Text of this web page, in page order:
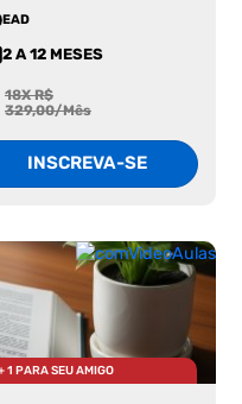
EAD
2 A 12 MESES
18X R$
329,00/Mês
INSCREVA-SE
1 PARA SEU AMIGO